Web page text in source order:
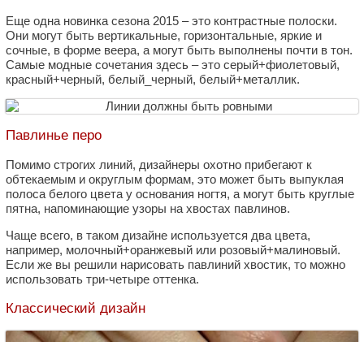
Еще одна новинка сезона 2015 – это контрастные полоски.
Они могут быть вертикальные, горизонтальные, яркие и
сочные, в форме веера, а могут быть выполнены почти в тон.
Самые модные сочетания здесь – это серый+фиолетовый,
красный+черный, белый_черный, белый+металлик.
Павлинье перо
Помимо строгих линий, дизайнеры охотно прибегают к
обтекаемым и округлым формам, это может быть выпуклая
полоса белого цвета у основания ногтя, а могут быть круглые
пятна, напоминающие узоры на хвостах павлинов.
Чаще всего, в таком дизайне используется два цвета,
например, молочный+оранжевый или розовый+малиновый.
Если же вы решили нарисовать павлиний хвостик, то можно
использовать три-четыре оттенка.
Классический дизайн